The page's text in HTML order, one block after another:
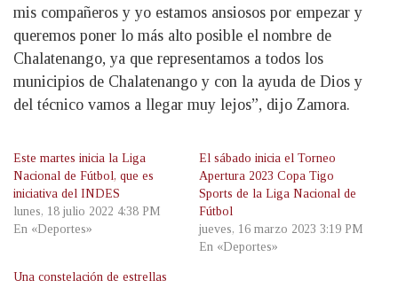
mis compañeros y yo estamos ansiosos por empezar y
queremos poner lo más alto posible el nombre de
Chalatenango, ya que representamos a todos los
municipios de Chalatenango y con la ayuda de Dios y
del técnico vamos a llegar muy lejos”, dijo Zamora.
Este martes inicia la Liga
Nacional de Fútbol, que es
iniciativa del INDES
lunes, 18 julio 2022 4:38 PM
En «Deportes»
El sábado inicia el Torneo
Apertura 2023 Copa Tigo
Sports de la Liga Nacional de
Fútbol
jueves, 16 marzo 2023 3:19 PM
En «Deportes»
Una constelación de estrellas